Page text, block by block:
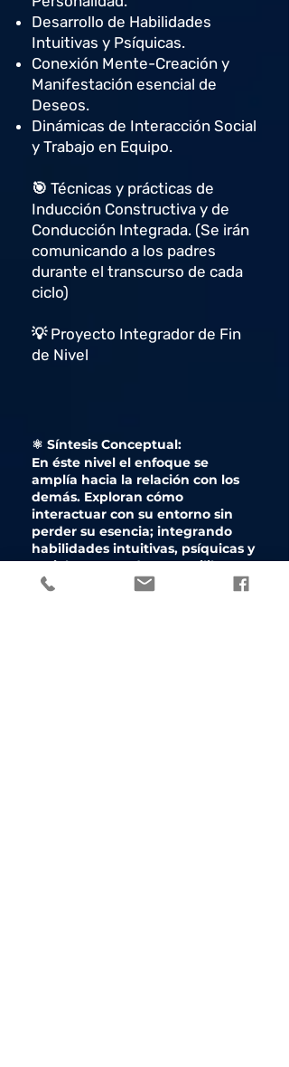
Desarrollo de Habilidades
Intuitivas y Psíquicas.
Conexión Mente-Creación y
Manifestación esencial de
Deseos.
Dinámicas de Interacción Social
y Trabajo en Equipo.
🎯 Técnicas y prácticas de
Inducción Constructiva y de
Conducción Integrada. (Se irán
comunicando a los padres
durante el transcurso de cada
ciclo)
💡 Proyecto Integrador de Fin
de Nivel
⚛️ Síntesis Conceptual:
En éste nivel el enfoque se
amplía hacia la relación con los
demás. Exploran cómo
interactuar con su entorno sin
perder su esencia; integrando
habilidades intuitivas, psíquicas y
sociales. Aprenden a equilibrar su
individualidad con su sentido de